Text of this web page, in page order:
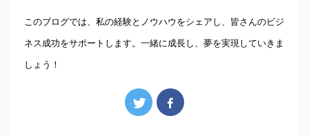
このブログでは、私の経験とノウハウをシェアし、皆さんのビジ
ネス成功をサポートします。一緒に成長し、夢を実現していきま
しょう！